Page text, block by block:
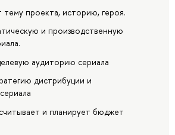
тему проекта, историю, героя.
и производственную
аудиторию сериала
дистрибуции и
и планирует бюджет